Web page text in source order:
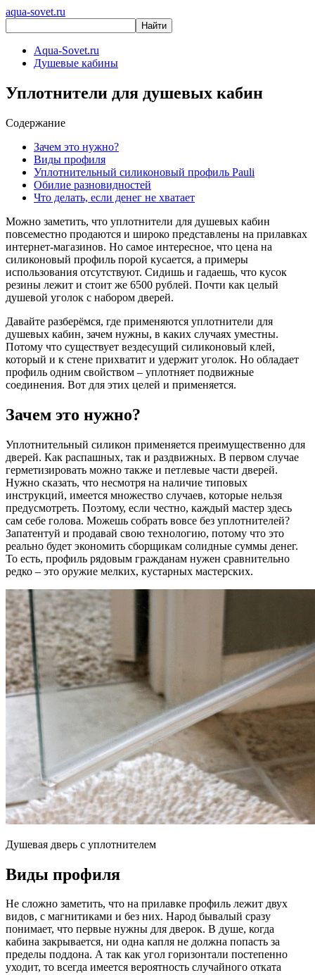
aqua-sovet.ru
Aqua-Sovet.ru
Душевые кабины
Уплотнители для душевых кабин
Содержание
Зачем это нужно?
Виды профиля
Уплотнительный силиконовый профиль Pauli
Обилие разновидностей
Что делать, если денег не хватает
Можно заметить, что уплотнители для душевых кабин
повсеместно продаются и широко представлены на прилавках
интернет-магазинов. Но самое интересное, что цена на
силиконовый профиль порой кусается, а примеры
использования отсутствуют. Сидишь и гадаешь, что кусок
резины лежит и стоит же 6500 рублей. Почти как целый
душевой уголок с набором дверей.
Давайте разберёмся, где применяются уплотнители для
душевых кабин, зачем нужны, в каких случаях уместны.
Потому что существует вездесущий силиконовый клей,
который и к стене прихватит и удержит уголок. Но обладает
профиль одним свойством – уплотняет подвижные
соединения. Вот для этих целей и применяется.
Зачем это нужно?
Уплотнительный силикон применяется преимущественно для
дверей. Как распашных, так и раздвижных. В первом случае
герметизировать можно также и петлевые части дверей.
Нужно сказать, что несмотря на наличие типовых
инструкций, имеется множество случаев, которые нельзя
предусмотреть. Поэтому, если честно, каждый мастер здесь
сам себе голова. Можешь собрать вовсе без уплотнителей?
Запатентуй и продавай свою технологию, потому что это
реально будет экономить сборщикам солидные суммы денег.
То есть, профиль рядовым гражданам нужен сравнительно
редко – это оружие мелких, кустарных мастерских.
Душевая дверь с уплотнителем
Виды профиля
Не сложно заметить, что на прилавке профиль лежит двух
видов, с магнитиками и без них. Народ бывалый сразу
понимает, что первые нужны для дверок. В душе, когда
кабина закрывается, ни одна капля не должна попасть за
пределы поддона. А так как угол горизонтали постепенно
уходит, то всегда имеется вероятность случайного отката